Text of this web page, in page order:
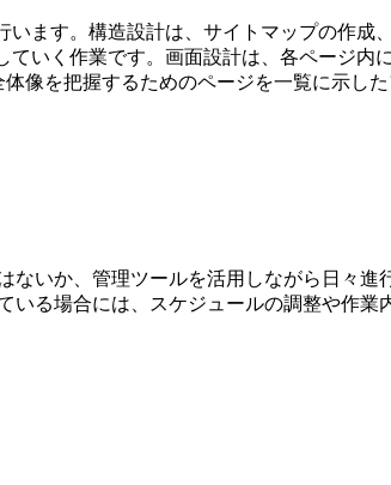
ます。構造設計は、サイトマップの作
いく作業です。画面設計は、各ページ
像を把握するためのページを一覧に示し
いか、管理ツールを活用しながら日々進
る場合には、スケジュールの調整や作